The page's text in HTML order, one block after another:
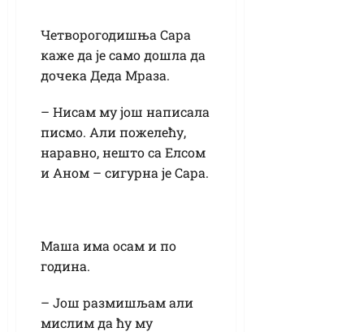
Четворогодишња Сара
каже да је само дошла да
дочека Деда Мраза.
– Нисам му још написала
писмо. Али пожелећу,
наравно, нешто са Елсом
и Аном – сигурна је Сара.
Маша има осам и по
година.
– Још размишљам али
мислим да ћу му